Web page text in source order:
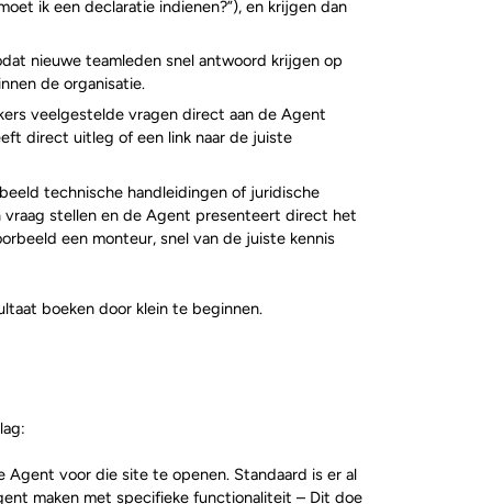
ik een declaratie indienen?”), en krijgen dan
nieuwe teamleden snel antwoord krijgen op
de organisatie.
veelgestelde vragen direct aan de Agent
direct uitleg of een link naar de juiste
technische handleidingen of juridische
vraag stellen en de Agent presenteert direct het
een monteur, snel van de juiste kennis
boeken door klein te beginnen.
voor die site te openen. Standaard is er al
maken met specifieke functionaliteit – Dit doe